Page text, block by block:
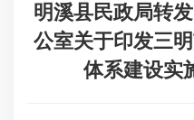
明溪县民政局转
公室关于印发三
体系建设实